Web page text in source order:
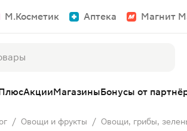
М.Косметик Аптека Магнит
АкцииМагазиныБонусы от
/ Овощи и фрукты / Овощи, грибы,